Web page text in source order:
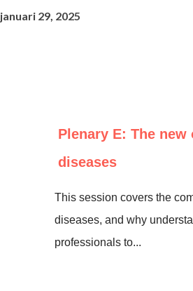
januari 29, 2025
Plenary E: The
diseases
This session covers the
diseases, and why
professionals to...